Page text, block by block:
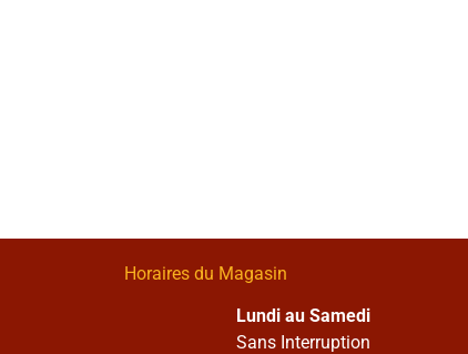
Horaires du Magasin
Lundi au Samedi
Sans Interruption